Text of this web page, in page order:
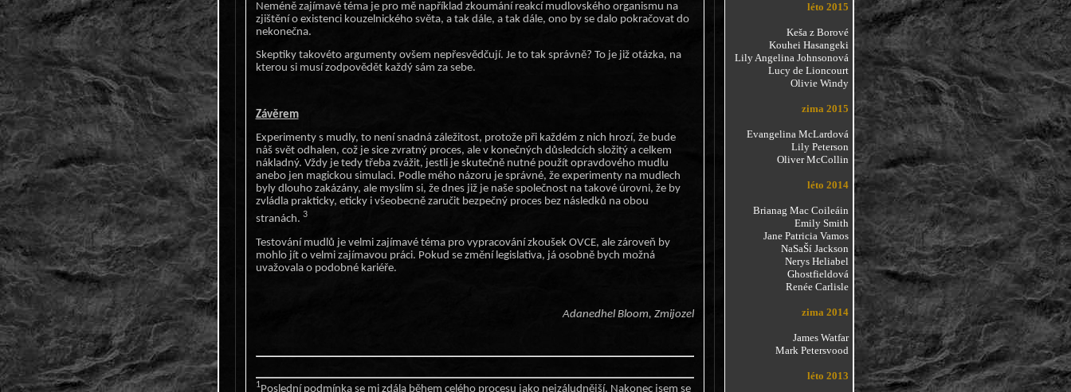
Neméně zajímavé téma je pro mě například zkoumání reakcí mudlovského organismu na
zjištění o existenci kouzelnického světa, a tak dále, a tak dále, ono by se dalo pokračovat do
nekonečna.
Skeptiky takovéto argumenty ovšem nepřesvědčují. Je to tak správně? To je již otázka, na
kterou si musí zodpovědět každý sám za sebe.
Závěrem
Experimenty s mudly, to není snadná záležitost, protože při každém z nich hrozí, že bude
náš svět odhalen, což je sice zvratný proces, ale v konečných důsledcích složitý a celkem
nákladný. Vždy je tedy třeba zvážit, jestli je skutečně nutné použít opravdového mudlu
anebo jen magickou simulaci. Podle mého názoru je správné, že experimenty na mudlech
byly dlouho zakázány, ale myslím si, že dnes již je naše společnost na takové úrovni, že by
zvládla prakticky, eticky i všeobecně zaručit bezpečný proces bez následků na obou
stranách. 3
Testování mudlů je velmi zajímavé téma pro vypracování zkoušek OVCE, ale zároveň by
mohlo jít o velmi zajímavou práci. Pokud se změní legislativa, já osobně bych možná
uvažovala o podobné kariéře.
Adanedhel Bloom, Zmijozel
1Poslední podmínka se mi zdála během celého procesu jako nejzáludnější. Nakonec jsem se
léto 2015
Keša z Borové
Kouhei Hasangeki
Lily Angelina Johnsonová
Lucy de Lioncourt
Olivie Windy
zima 2015
Evangelina McLardová
Lily Peterson
Oliver McCollin
léto 2014
Brianag Mac Coileáin
Emily Smith
Jane Patricia Vamos
NaSaŠí Jackson
Nerys Heliabel
Ghostfieldová
Renée Carlisle
zima 2014
James Watfar
Mark Petersvood
léto 2013